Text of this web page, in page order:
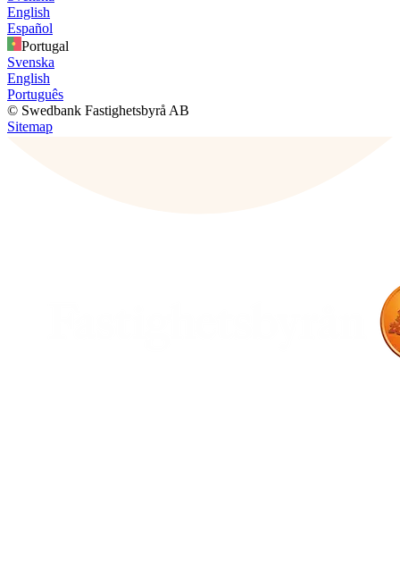
English
Español
Portugal
Svenska
English
Português
© Swedbank Fastighetsbyrå AB
Sitemap